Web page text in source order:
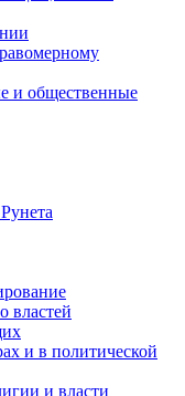
и общественные
властей
и в политической
и власти